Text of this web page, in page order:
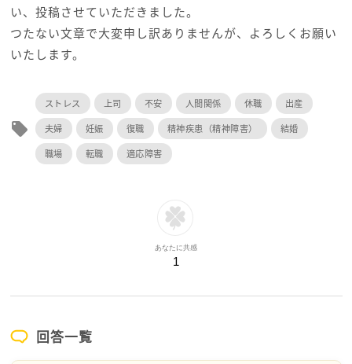
い、投稿させていただきました。
つたない文章で大変申し訳ありませんが、よろしくお願い
いたします。
local_offer
ストレス 上司 不安 人間関係 休職
出産
夫婦
妊娠 復職 精神疾患（精神障害）
結婚
職場
転職 適応障害
あなたに共感
1
回答一覧